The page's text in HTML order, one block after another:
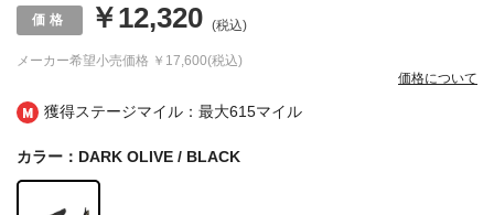
獲得ステージマイル：最大615マイル
メーカー希望小売価格 ￥17,600(税込)
￥12,320 (税込)
価格について
カラー：DARK OLIVE / BLACK